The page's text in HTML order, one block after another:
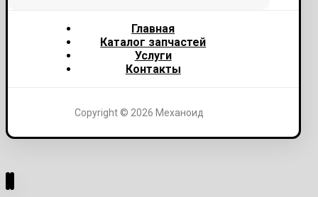
Главная
Каталог запчастей
Услуги
Контакты
Copyright © 2026 Механоид